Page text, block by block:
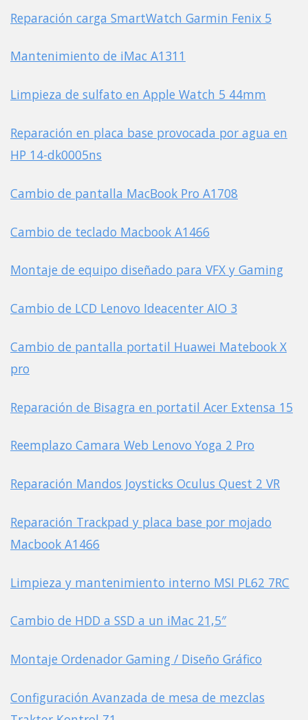
Reparación carga SmartWatch Garmin Fenix 5
Mantenimiento de iMac A1311
Limpieza de sulfato en Apple Watch 5 44mm
Reparación en placa base provocada por agua en
HP 14-dk0005ns
Cambio de pantalla MacBook Pro A1708
Cambio de teclado Macbook A1466
Montaje de equipo diseñado para VFX y Gaming
Cambio de LCD Lenovo Ideacenter AIO 3
Cambio de pantalla portatil Huawei Matebook X
pro
Reparación de Bisagra en portatil Acer Extensa 15
Reemplazo Camara Web Lenovo Yoga 2 Pro
Reparación Mandos Joysticks Oculus Quest 2 VR
Reparación Trackpad y placa base por mojado
Macbook A1466
Limpieza y mantenimiento interno MSI PL62 7RC
Cambio de HDD a SSD a un iMac 21,5″
Montaje Ordenador Gaming / Diseño Gráfico
Configuración Avanzada de mesa de mezclas